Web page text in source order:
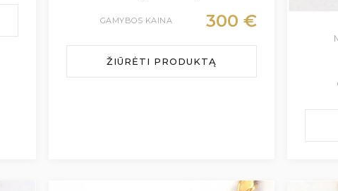
GAMYBOS KAINA 300 €
ŽIŪRĖTI PRODUKTĄ